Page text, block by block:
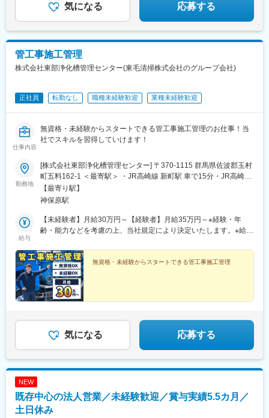
気になる 応募する
管工事施工管理
株式会社東部浄化槽管理センター(東毛清掃株式会社のグループ会社)
正社員 転勤なし 職種未経験歓迎 業種未経験歓迎
仕事内容
無資格・未経験からスタートできる管工事施工管理のお仕事！当
社でスキルを習得していけます！
勤務地
[株式会社東部浄化槽管理センター] 〒370-1115 群馬県佐波郡玉村
町五料162-1 ＜最寄駅＞ ・JR高崎線 新町駅 車で15分・JR高崎線
神保原駅 車で17分
【最寄り駅】
神保原駅
給与
【未経験者】月給30万円～【経験者】月給35万円～※経験・年
齢・能力などを考慮の上、当社規定により決定いたします。※給与
無資格・未経験からスタートできる管工事施工管理
気になる 応募する
NEW
既存中心の法人営業／未経験歓迎／賞与実績5.5カ月／
土日休み